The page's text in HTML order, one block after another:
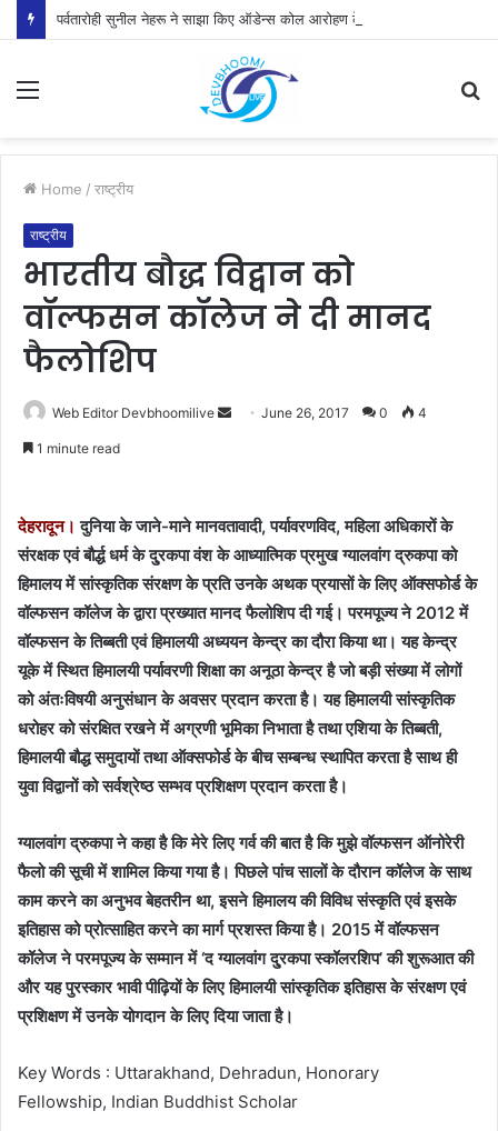
पर्वतारोही सुनील नेहरू ने साझा किए ऑडेन्स कोल आरोहण के रोमांचक अनुभव
Menu
Home / राष्ट्रीय
राष्ट्रीय
भारतीय बौद्ध विद्वान को
वॉल्फसन कॉलेज ने दी मानद
फैलोशिप
Web Editor Devbhoomilive
SendJune 26, 2017 0 4
1 minute read
देहरादून। दुनिया के जाने-माने मानवतावादी, पर्यावरणविद, महिला अधिकारों के
संरक्षक एवं बौर्द्ध धर्म के दु्रकपा वंश के आध्यात्मिक प्रमुख ग्यालवांग द्रुकपा को
हिमालय में सांस्कृतिक संरक्षण के प्रति उनके अथक प्रयासों के लिए ऑक्सफोर्ड के
वॉल्फसन कॉलेज के द्वारा प्रख्यात मानद फैलोशिप दी गई। परमपूज्य ने 2012 में
वॉल्फसन के तिब्बती एवं हिमालयी अध्ययन केन्द्र का दौरा किया था। यह केन्द्र
यूके में स्थित हिमालयी पर्यावरणी शिक्षा का अनूठा केन्द्र है जो बड़ी संख्या में लोगों
को अंतःविषयी अनुसंधान के अवसर प्रदान करता है। यह हिमालयी सांस्कृतिक
धरोहर को संरक्षित रखने में अग्रणी भूमिका निभाता है तथा एशिया के तिब्बती,
हिमालयी बौद्ध समुदायों तथा ऑक्सफोर्ड के बीच सम्बन्ध स्थापित करता है साथ ही
युवा विद्वानों को सर्वश्रेष्ठ सम्भव प्रशिक्षण प्रदान करता है।
ग्यालवांग द्रुकपा ने कहा है कि मेरे लिए गर्व की बात है कि मुझे वॉल्फसन ऑनोरेरी
फैलो की सूची में शामिल किया गया है। पिछले पांच सालों के दौरान कॉलेज के साथ
काम करने का अनुभव बेहतरीन था, इसने हिमालय की विविध संस्कृति एवं इसके
इतिहास को प्रोत्साहित करने का मार्ग प्रशस्त किया है। 2015 में वॉल्फसन
कॉलेज ने परमपूज्य के सम्मान में ‘द ग्यालवांग दु्रकपा स्कॉलरशिप’ की शुरूआत की
और यह पुरस्कार भावी पीढ़ियों के लिए हिमालयी सांस्कृतिक इतिहास के संरक्षण एवं
प्रशिक्षण में उनके योगदान के लिए दिया जाता है।
Key Words : Uttarakhand, Dehradun, Honorary
Fellowship, Indian Buddhist Scholar